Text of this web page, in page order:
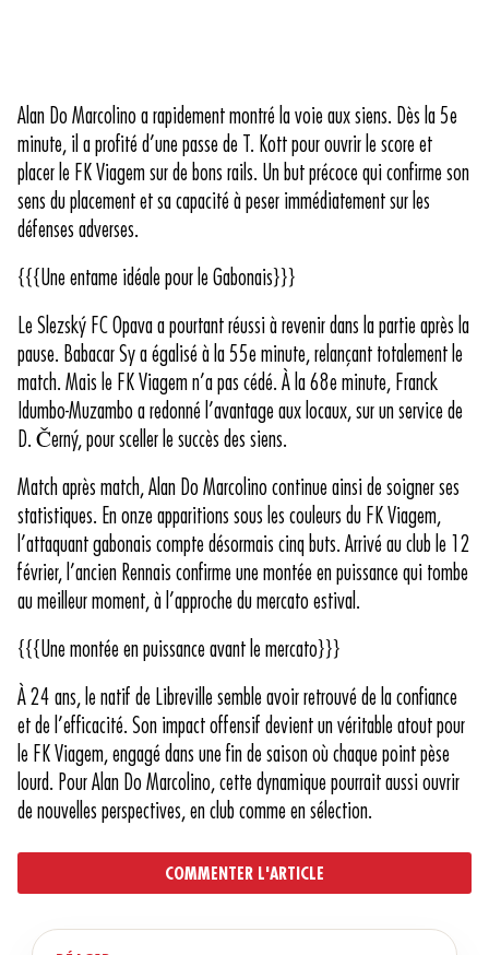
Alan Do Marcolino a rapidement montré la voie aux siens. Dès la 5e
minute, il a profité d’une passe de T. Kott pour ouvrir le score et
placer le FK Viagem sur de bons rails. Un but précoce qui confirme son
sens du placement et sa capacité à peser immédiatement sur les
défenses adverses.
{{{Une entame idéale pour le Gabonais}}}
Le Slezský FC Opava a pourtant réussi à revenir dans la partie après la
pause. Babacar Sy a égalisé à la 55e minute, relançant totalement le
match. Mais le FK Viagem n’a pas cédé. À la 68e minute, Franck
Idumbo-Muzambo a redonné l’avantage aux locaux, sur un service de
D. Černý, pour sceller le succès des siens.
Match après match, Alan Do Marcolino continue ainsi de soigner ses
statistiques. En onze apparitions sous les couleurs du FK Viagem,
l’attaquant gabonais compte désormais cinq buts. Arrivé au club le 12
février, l’ancien Rennais confirme une montée en puissance qui tombe
au meilleur moment, à l’approche du mercato estival.
{{{Une montée en puissance avant le mercato}}}
À 24 ans, le natif de Libreville semble avoir retrouvé de la confiance
et de l’efficacité. Son impact offensif devient un véritable atout pour
le FK Viagem, engagé dans une fin de saison où chaque point pèse
lourd. Pour Alan Do Marcolino, cette dynamique pourrait aussi ouvrir
de nouvelles perspectives, en club comme en sélection.
COMMENTER L'ARTICLE